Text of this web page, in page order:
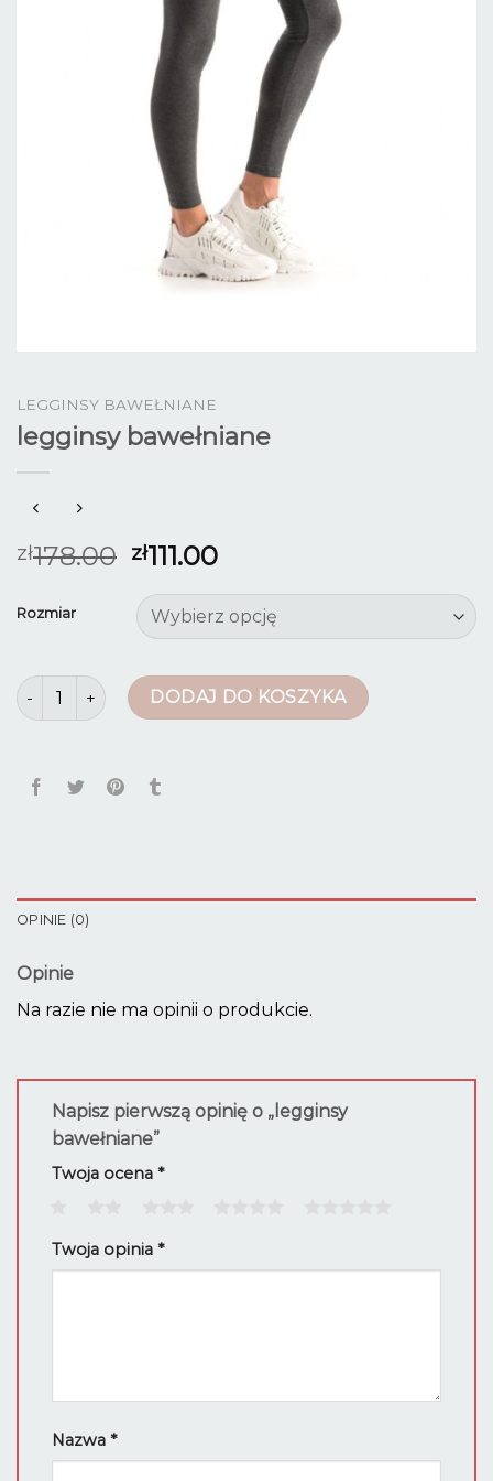
LEGGINSY BAWEŁNIANE
legginsy bawełniane
zł178.00 zł111.00
Rozmiar
ilość legginsy bawełnianeDODAJ DO KOSZYKA
OPINIE (0)
Opinie
Na razie nie ma opinii o produkcie.
Napisz pierwszą opinię o „legginsy
bawełniane”
Twoja ocena *
Twoja opinia *
Nazwa *